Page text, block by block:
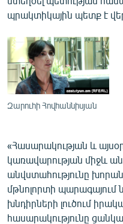
պրակտիկային պետք է
Զարուհի Հովհաննիսյան
«Հասարակության և
կառավարության միջև
անվստահությունը
մթնոլորտի
խնդիրների լուծում
հասարակությունը